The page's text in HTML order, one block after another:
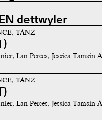
dettwyler
TANZ
Lan Perces, Jessica Tamsin
TANZ
Lan Perces, Jessica Tamsin